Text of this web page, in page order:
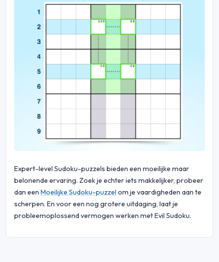
Expert-level Sudoku-puzzels bieden een moeilijke maar
belonende ervaring. Zoek je echter iets makkelijker, probeer
dan een Moeilijke Sudoku-puzzel om je vaardigheden aan te
scherpen. En voor een nog grotere uitdaging, laat je
probleemoplossend vermogen werken met Evil Sudoku.